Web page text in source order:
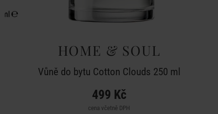
HOME & SOUL
Vůně do bytu Cotton Clouds 250 ml
499 Kč
cena včetně DPH